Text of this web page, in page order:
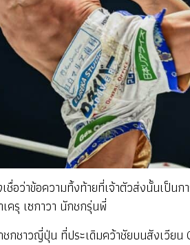
ชื่อว่าข้อความทิ้งท้ายที่เจ้าตัวส่งนั้นเป็
ครุ เซกาวา นักชกรุ่นพี่
กชาวญี่ปุ่น ที่ประเดิมคว้าชัยบนสังเวีย